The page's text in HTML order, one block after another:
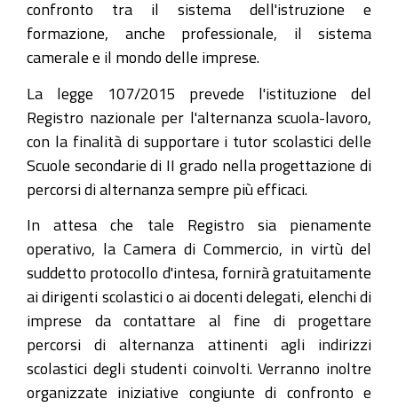
confronto tra il sistema dell'istruzione e
formazione, anche professionale, il sistema
camerale e il mondo delle imprese.
La legge 107/2015 prevede l'istituzione del
Registro nazionale per l'alternanza scuola-lavoro,
con la finalità di supportare i tutor scolastici delle
Scuole secondarie di II grado nella progettazione di
percorsi di alternanza sempre più efficaci.
In attesa che tale Registro sia pienamente
operativo, la Camera di Commercio, in virtù del
suddetto protocollo d'intesa, fornirà gratuitamente
ai dirigenti scolastici o ai docenti delegati, elenchi di
imprese da contattare al fine di progettare
percorsi di alternanza attinenti agli indirizzi
scolastici degli studenti coinvolti. Verranno inoltre
organizzate iniziative congiunte di confronto e